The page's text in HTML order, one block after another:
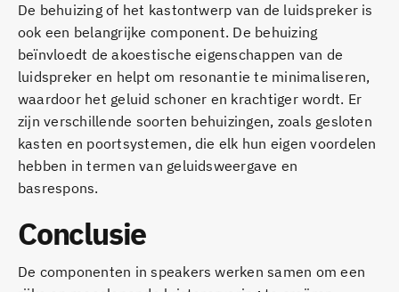
De behuizing of het kastontwerp van de luidspreker is
ook een belangrijke component. De behuizing
beïnvloedt de akoestische eigenschappen van de
luidspreker en helpt om resonantie te minimaliseren,
waardoor het geluid schoner en krachtiger wordt. Er
zijn verschillende soorten behuizingen, zoals gesloten
kasten en poortsystemen, die elk hun eigen voordelen
hebben in termen van geluidsweergave en
basrespons.
Conclusie
De componenten in speakers werken samen om een